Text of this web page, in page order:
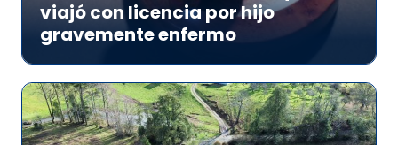
viajó con licencia por hijo
gravemente enfermo